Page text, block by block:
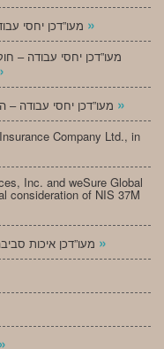
»
»
Company Ltd., in
Inc. and weSure Global
consideration of NIS 37M
»
»